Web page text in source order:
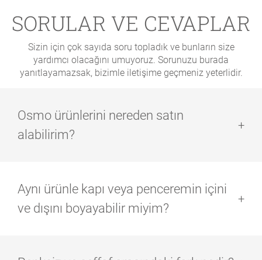
SORULAR VE CEVAPLAR
Sizin için çok sayıda soru topladık ve bunların size
yardımcı olacağını umuyoruz. Sorunuzu burada
yanıtlayamazsak, bizimle iletişime geçmeniz yeterlidir.
Osmo ürünlerini nereden satın
alabilirim?
perakendeciler aracılığıyla veya hırdavat mağazaları
aracılığıyla küçük çeşitler halinde satmaktadır. Nihai
müşterilere doğrudan satış yoktur. Size en yakın uzman
Aynı ürünle kapı veya penceremin içini
ve dışını boyayabilir miyim?
mekanlarda da kullanılabilir. Ancak bunlar havanın